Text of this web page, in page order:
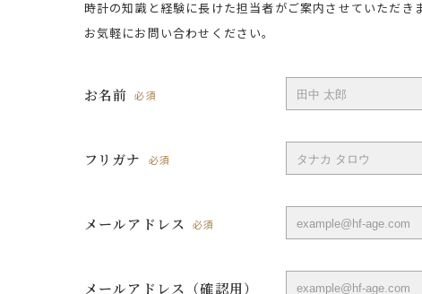
時計の知識と経験に長けた担当者がご案内させていただき
お気軽にお問い合わせください。
お名前 必須
フリガナ 必須
メールアドレス 必須
メールアドレス（確認用）